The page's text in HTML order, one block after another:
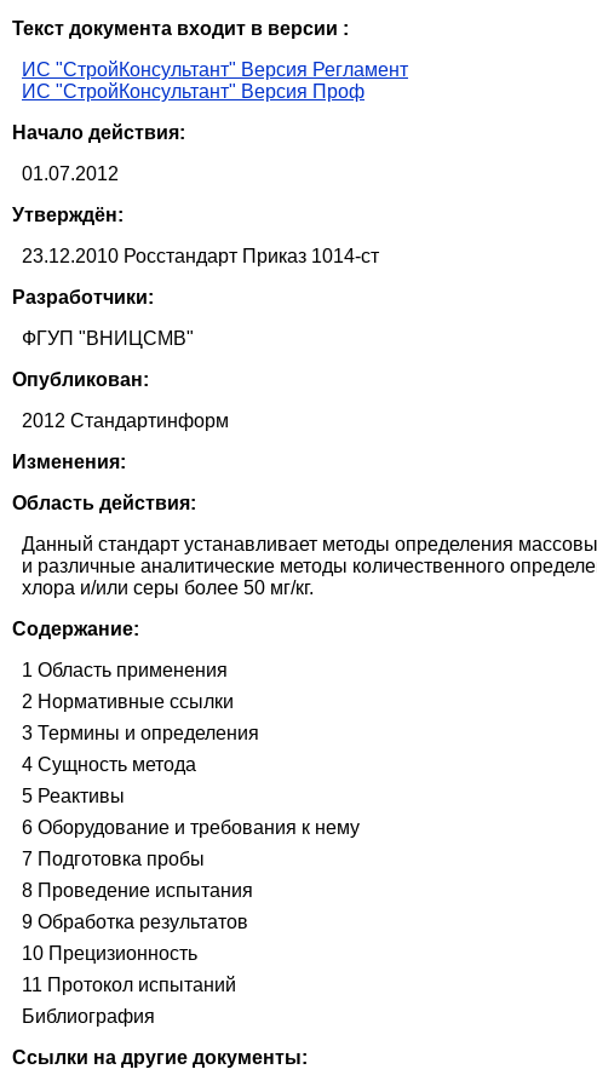
Текст документа входит в версии :
ИС "СтройКонсультант" Версия Регламент
ИС "СтройКонсультант" Версия Проф
Начало действия:
01.07.2012
Утверждён:
23.12.2010 Росстандарт Приказ 1014-ст
Разработчики:
ФГУП "ВНИЦСМВ"
Опубликован:
2012 Стандартинформ
Изменения:
Область действия:
Данный стандарт устанавливает методы определения
и различные аналитические методы количественного
хлора и/или серы более 50 мг/кг.
Содержание:
1 Область применения
2 Нормативные ссылки
3 Термины и определения
4 Сущность метода
5 Реактивы
6 Оборудование и требования к нему
7 Подготовка пробы
8 Проведение испытания
9 Обработка результатов
10 Прецизионность
11 Протокол испытаний
Библиография
Ссылки на другие документы: